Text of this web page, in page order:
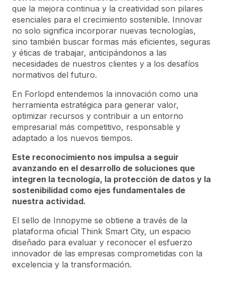
que la mejora continua y la creatividad son pilares
esenciales para el crecimiento sostenible. Innovar
no solo significa incorporar nuevas tecnologías,
sino también buscar formas más eficientes, seguras
y éticas de trabajar, anticipándonos a las
necesidades de nuestros clientes y a los desafíos
normativos del futuro.
En Forlopd entendemos la innovación como una
herramienta estratégica para generar valor,
optimizar recursos y contribuir a un entorno
empresarial más competitivo, responsable y
adaptado a los nuevos tiempos.
Este reconocimiento nos impulsa a seguir
avanzando en el desarrollo de soluciones que
integren la tecnología, la protección de datos y la
sostenibilidad como ejes fundamentales de
nuestra actividad.
El sello de Innopyme se obtiene a través de la
plataforma oficial Think Smart City, un espacio
diseñado para evaluar y reconocer el esfuerzo
innovador de las empresas comprometidas con la
excelencia y la transformación.